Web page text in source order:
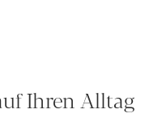
Ihren Alltag